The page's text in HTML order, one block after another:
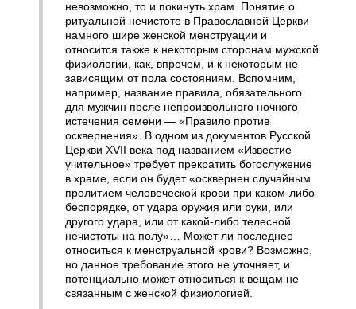
невозможно, то и покинуть храм. Понятие о
ритуальной нечистоте в Православной Церкви
намного шире женской менструации и
относится также к некоторым сторонам мужской
физиологии, как, впрочем, и к некоторым не
зависящим от пола состояниям. Вспомним,
например, название правила, обязательного
для мужчин после непроизвольного ночного
истечения семени — «Правило против
осквернения». В одном из документов Русской
Церкви XVII века под названием «Известие
учительное» требует прекратить богослужение
в храме, если он будет «осквернен случайным
пролитием человеческой крови при каком-либо
беспорядке, от удара оружия или руки, или
другого удара, или от какой-либо телесной
нечистоты на полу»… Может ли последнее
относиться к менструальной крови? Возможно,
но данное требование этого не уточняет, и
потенциально может относиться к вещам не
связанным с женской физиологией.